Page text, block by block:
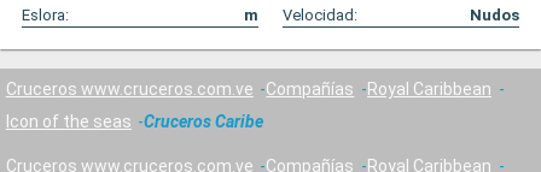
Eslora:
m Velocidad: Nudos
Cruceros www.cruceros.com.ve Compañías
Royal Caribbean
Icon of the seas
Cruceros Caribe
Cruceros www.cruceros.com.ve Compañías
Royal Caribbean